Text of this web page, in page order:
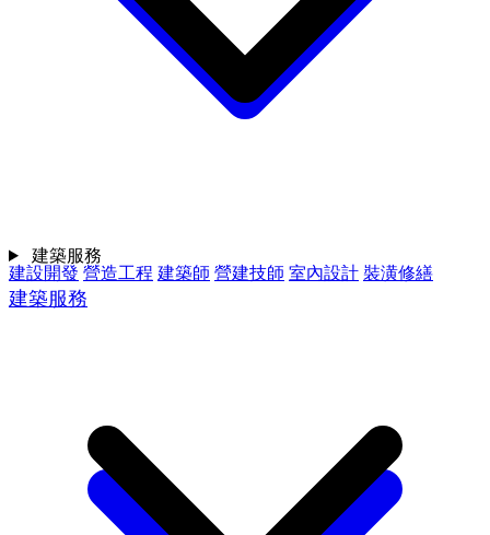
建設開發 營造工程 建築師 營建技師 室內設計 裝潢修繕
建築服務
建築服務